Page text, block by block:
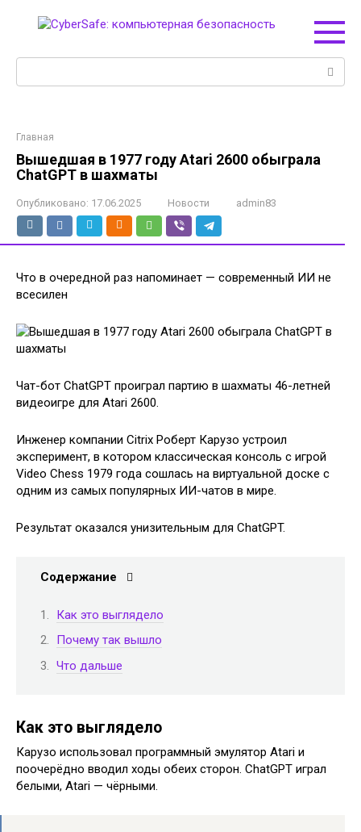
Главная
Вышедшая в 1977 году Atari 2600 обыграла
ChatGPT в шахматы
Опубликовано: 17.06.2025 Новости admin83
Что в очередной раз напоминает — современный ИИ не
всесилен
Чат-бот ChatGPT проиграл партию в шахматы 46-летней
видеоигре для Atari 2600.
Инженер компании Citrix Роберт Карузо устроил
эксперимент, в котором классическая консоль с игрой
Video Chess 1979 года сошлась на виртуальной доске с
одним из самых популярных ИИ-чатов в мире.
Результат оказался унизительным для ChatGPT.
Содержание
Как это выглядело
Почему так вышло
Что дальше
Как это выглядело
Карузо использовал программный эмулятор Atari и
поочерёдно вводил ходы обеих сторон. ChatGPT играл
белыми, Atari — чёрными.